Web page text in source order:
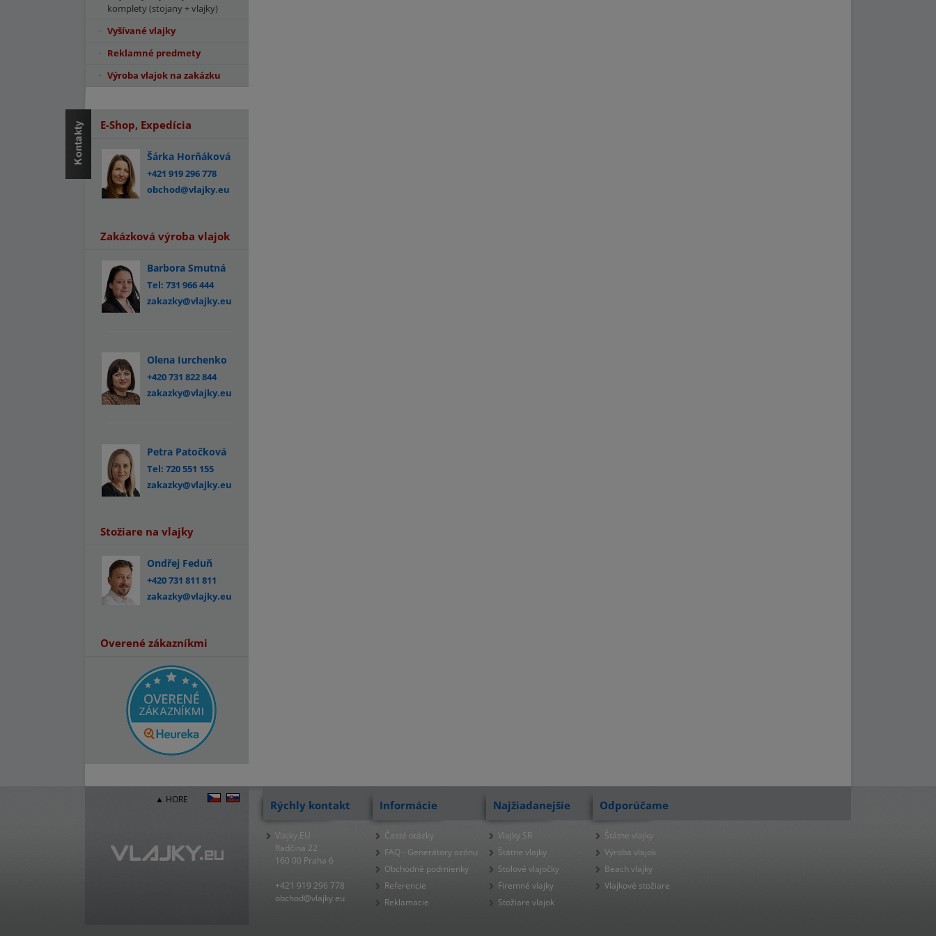
komplety (stojany + vlajky)
Vyšívané vlajky
Reklamné predmety
Výroba vlajok na zakázku
E-Shop, Expedícia
Šárka Horňáková
+421 919 296 778
obchod@vlajky.eu
Zakázková výroba vlajok
Barbora Smutná
Tel: 731 966 444
zakazky@vlajky.eu
Olena Iurchenko
+420 731 822 844
zakazky@vlajky.eu
Petra Patočková
Tel: 720 551 155
zakazky@vlajky.eu
Stožiare na vlajky
Ondřej Feduň
+420 731 811 811
zakazky@vlajky.eu
Overené zákazníkmi
▲ HORE Rýchly kontakt
Vlajky.EU
Radčina 22
160 00 Praha 6
+421 919 296 778
obchod@vlajky.eu
Informácie
Časté otázky
FAQ - Generátory ozónu
Obchodné podmienky
Referencie
Reklamacie
Najžiadanejšie
Vlajky SR
Štátne vlajky
Stolové vlajočky
Firemné vlajky
Stožiare vlajok
Odporúčame
Štátne vlajky
Výroba vlajok
Beach vlajky
Vlajkové stožiare